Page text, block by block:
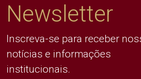
Newsletter
Inscreva-se para receber
notícias e informações
institucionais.